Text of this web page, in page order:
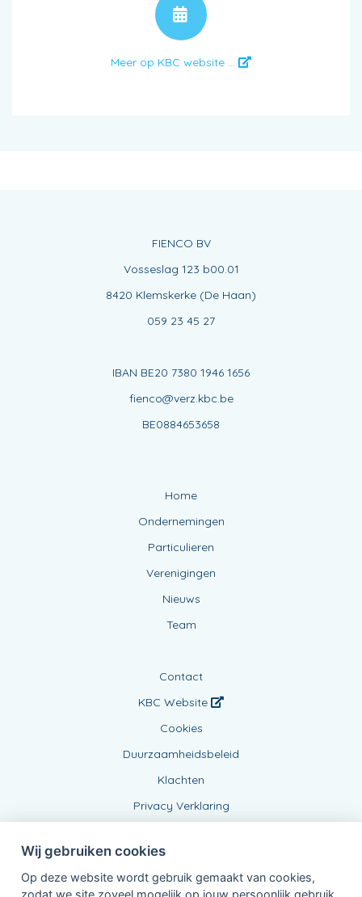
Meer op KBC website ...
FIENCO BV
Vosseslag 123 b00.01
8420 Klemskerke (De Haan)
059 23 45 27
IBAN BE20 7380 1946 1656
fienco@verz.kbc.be
BE0884653658
Home
Ondernemingen
Particulieren
Verenigingen
Nieuws
Team
Contact
KBC Website
Cookies
Duurzaamheidsbeleid
Klachten
Privacy Verklaring
Wij gebruiken cookies
Op deze website wordt gebruik gemaakt van cookies,
zodat we site zoveel mogelijk op jouw persoonlijk gebruik